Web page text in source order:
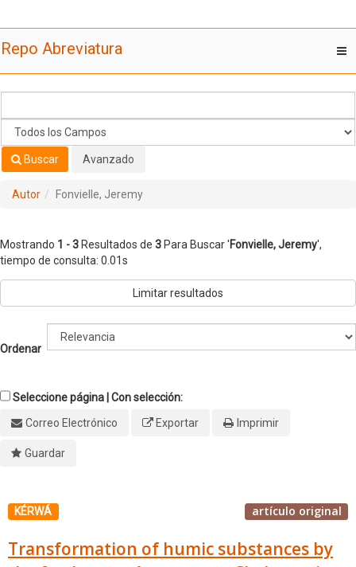
Repo Abreviatura
Buscar Avanzado
Autor Fonvielle, Jeremy
Mostrando 1 - 3 Resultados de 3 Para Buscar 'Fonvielle, Jeremy',
tiempo de consulta: 0.01s
Limitar resultados
Ordenar
Seleccione página | Con selección:
Correo Electrónico
Exportar Imprimir
Guardar
KÉRWÁ artículo original
Transformation of humic substances by